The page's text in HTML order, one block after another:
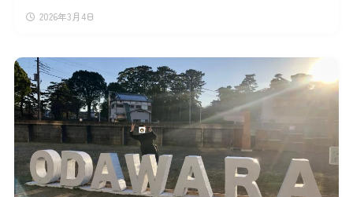
2026年3月4日